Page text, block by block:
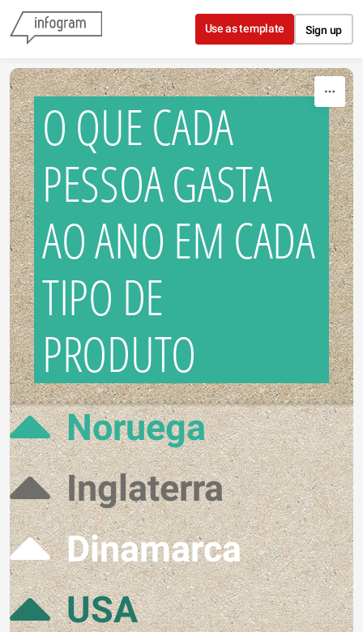
Skip to content
Use as template Sign up
O QUE CADA
PESSOA GASTA
AO ANO EM CADA
TIPO DE
PRODUTO
Noruega
Inglaterra
Dinamarca
USA